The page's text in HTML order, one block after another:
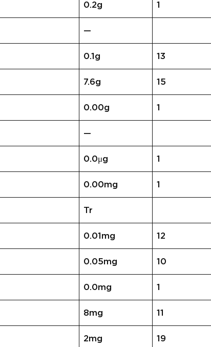
0.2g 1
—
0.1g 13
7.6g 15
0.00g 1
—
0.0μg 1
0.00mg 1
Tr
0.01mg 12
0.05mg 10
0.0mg 1
8mg 11
2mg 19